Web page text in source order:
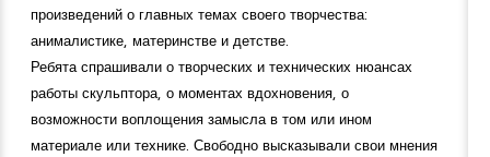
произведений о главных темах своего творчества:
анималистике, материнстве и детстве.
Ребята спрашивали о творческих и технических нюансах
работы скульптора, о моментах вдохновения, о
возможности воплощения замысла в том или ином
материале или технике. Свободно высказывали свои мнения